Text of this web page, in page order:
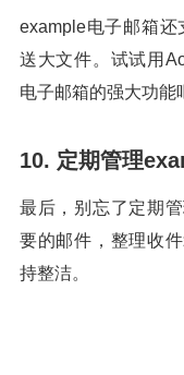
example电子邮箱
送大文件。试试用
电子邮箱的强大功能
10. 定期管理
最后，别忘了定期
要的邮件，整理收
持整洁。